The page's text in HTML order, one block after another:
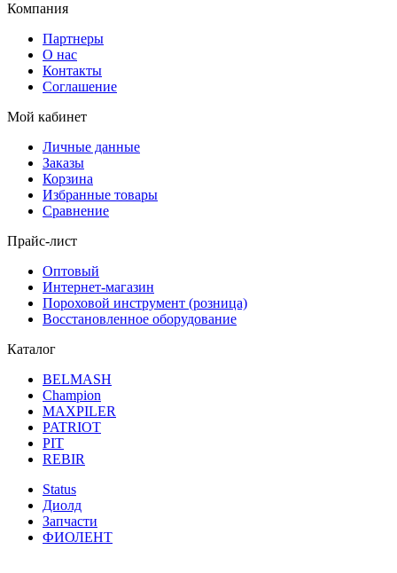
Компания
Партнеры
О нас
Контакты
Соглашение
Мой кабинет
Личные данные
Заказы
Корзина
Избранные товары
Сравнение
Прайс-лист
Оптовый
Интернет-магазин
Пороховой инструмент (розница)
Восстановленное оборудование
Каталог
BELMASH
Champion
MAXPILER
PATRIOT
PIT
REBIR
Status
Диолд
Запчасти
ФИОЛЕНТ